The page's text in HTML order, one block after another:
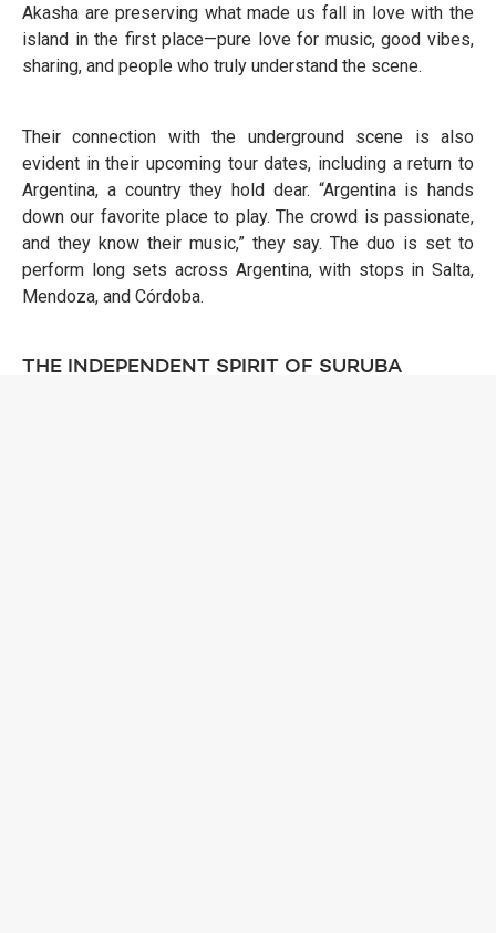
Akasha are preserving what made us fall in love with the
island in the first place—pure love for music, good vibes,
sharing, and people who truly understand the scene.
Their connection with the underground scene is also
evident in their upcoming tour dates, including a return to
Argentina, a country they hold dear. “Argentina is hands
down our favorite place to play. The crowd is passionate,
and they know their music,” they say. The duo is set to
perform long sets across Argentina, with stops in Salta,
Mendoza, and Córdoba.
THE INDEPENDENT SPIRIT OF SURUBA